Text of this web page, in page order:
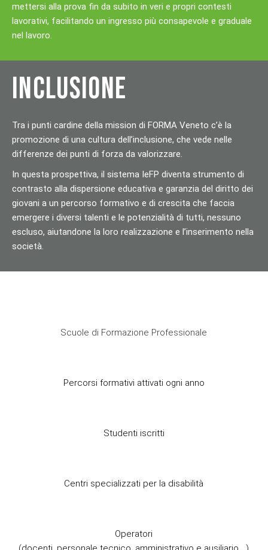
mettersi alla prova fin da subito in veri e propri contesti
lavorativi, facilitando un ingresso più consapevole e graduale
nel lavoro.
INCLUSIONE
Tra i punti cardine della mission di FORMA Veneto c’è la
promozione di una cultura dell’inclusione, che vede nelle
differenze dei punti di forza da valorizzare.
In questa prospettiva, il sistema IeFP diventa strumento di
contrasto alla dispersione educativa e garanzia del diritto dei
giovani a un percorso formativo e di crescita che faccia
emergere i diversi talenti e le potenzialità di tutti, nessuno
escluso, aiutandone la loro realizzazione e l’inserimento nella
società.
Scuole di Formazione Professionale
Percorsi formativi attivati ogni anno
Studenti iscritti
Centri specializzati per la disabilità
Operatori